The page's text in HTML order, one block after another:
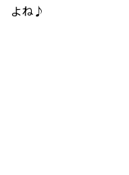
よね♪